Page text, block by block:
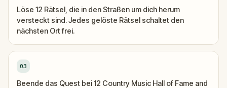
Löse 12 Rätsel, die in den Straßen um dich herum
versteckt sind. Jedes gelöste Rätsel schaltet den
nächsten Ort frei.
03
Beende das Quest bei 12 Country Music Hall of Fame and